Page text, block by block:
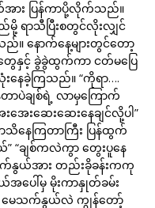
ား ပြန်ကာပို့လိုက်သည်။
ရာသီပြီးစတွင်လိုးလျှင်
နောက်နေ့များတွင်တော့
ေနှင့် ခွဲခွဲထွက်ကာ ငတ်မပြေ
ခဲ့ကြသည်။ “ကိုရာ….
တာပဲချစ်ရဲ့ လာမှကြောက်
ေးဆေးဆေးနေချင်လို့ပါ”
ေကြတာကြီး ပြန်ထွက်
ချစ်ကလဲကွာ တွေးပူနေ
နွယ်အား တည်းခိုခန်းကကု
ပေါ်မှ မိုးကာနှုတ်ခမ်း
မေသက်နွယ်လဲ ကျွန်တော့်